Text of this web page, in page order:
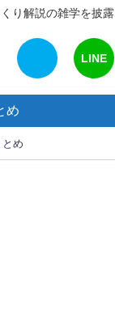
り解説の雑学を披
LINE
め
め